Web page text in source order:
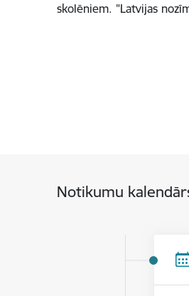
skolēniem. "Latvijas
Notikumu